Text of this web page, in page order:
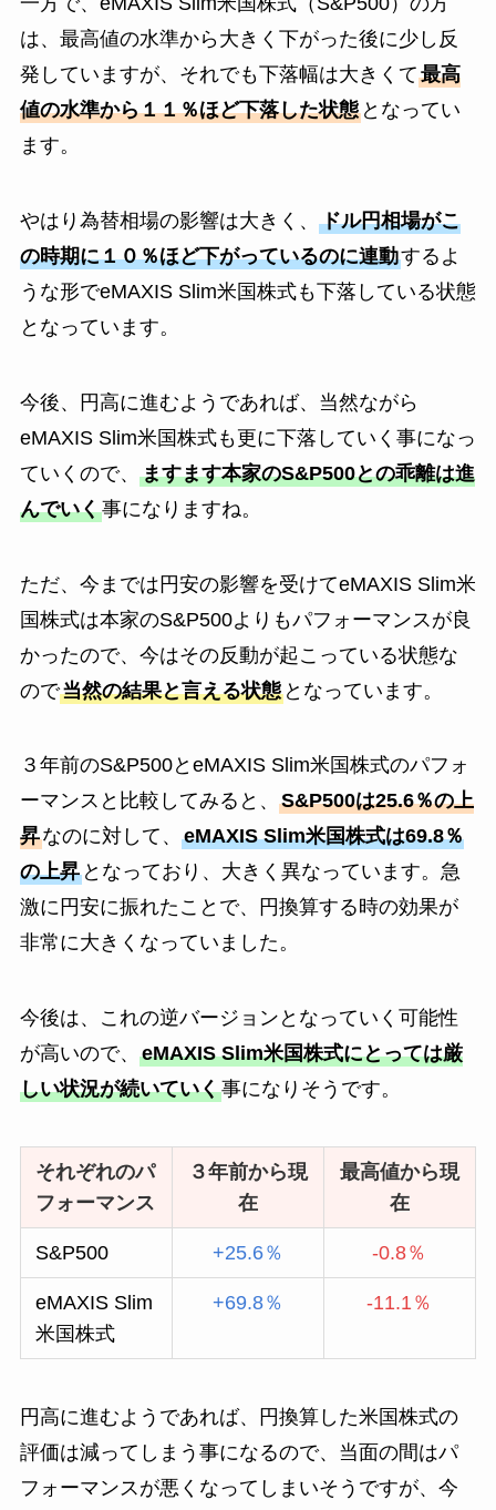
は、最高値の水準から大きく下がった後に少し反
発していますが、それでも下落幅は大きくて最高
値の水準から１１％ほど下落した状態となってい
ます。
やはり為替相場の影響は大きく、 ドル円相場がこ
の時期に１０％ほど下がっているのに連動するよ
うな形でeMAXIS Slim米国株式も下落している状態
となっています。
今後、円高に進むようであれば、当然ながら
eMAXIS Slim米国株式も更に下落していく事になっ
ていくので、 ますます本家のS&P500との乖離は進
んでいく事になりますね。
ただ、今までは円安の影響を受けてeMAXIS Slim米
国株式は本家のS&P500よりもパフォーマンスが良
かったので、今はその反動が起こっている状態な
ので当然の結果と言える状態となっています。
３年前のS&P500とeMAXIS Slim米国株式のパフォ
ーマンスと比較してみると、 S&P500は25.6％の上
昇なのに対して、 eMAXIS Slim米国株式は69.8％
の上昇となっており、大きく異なっています。急
激に円安に振れたことで、円換算する時の効果が
非常に大きくなっていました。
今後は、これの逆バージョンとなっていく可能性
が高いので、 eMAXIS Slim米国株式にとっては厳
しい状況が続いていく事になりそうです。
それぞれのパ
フォーマンス
３年前から現
在
最高値から現
在
S&P500 +25.6％ -0.8％
eMAXIS Slim
米国株式
+69.8％ -11.1％
円高に進むようであれば、円換算した米国株式の
評価は減ってしまう事になるので、当面の間はパ
フォーマンスが悪くなってしまいそうですが、今